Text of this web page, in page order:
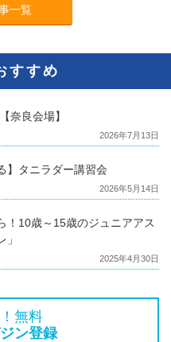
一覧
すすめ
奈良会場】
2026年7月13日
】タニラダー講習会
2026年5月14日
！10歳～15歳のジュニアアス
2025年4月30日
無料
ン登録